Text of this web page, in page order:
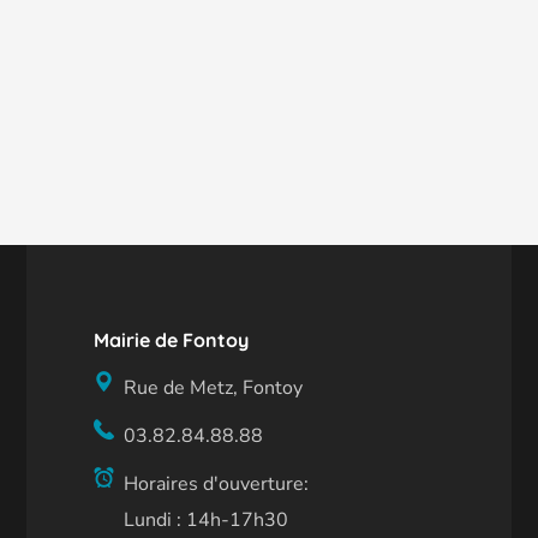
Mairie de Fontoy
Rue de Metz, Fontoy
03.82.84.88.88
Horaires d'ouverture:
Lundi : 14h-17h30